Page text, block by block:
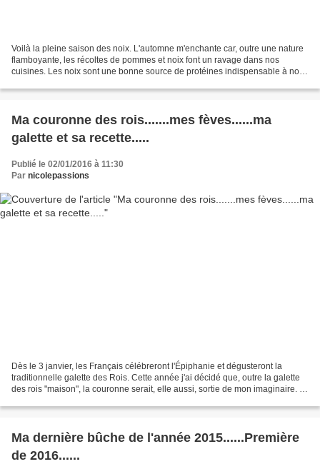
Voilà la pleine saison des noix. L'automne m'enchante car, outre une nature
flamboyante, les récoltes de pommes et noix font un ravage dans nos
cuisines. Les noix sont une bonne source de protéines indispensable à nos
Ma couronne des rois.......mes fèves......ma
galette et sa recette.....
Publié le 02/01/2016 à 11:30
Par nicolepassions
Dès le 3 janvier, les Français célébreront l'Épiphanie et dégusteront la
traditionnelle galette des Rois. Cette année j'ai décidé que, outre la galette
des rois "maison", la couronne serait, elle aussi, sortie de mon imaginaire. A
Ma dernière bûche de l'année 2015......Première
de 2016......